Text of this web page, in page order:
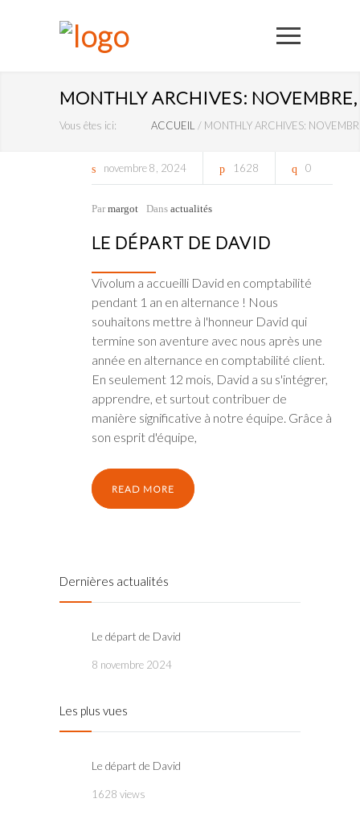
MONTHLY ARCHIVES:
Vous êtes ici: ACCUEIL / MONTHLY ARCHIVES:
novembre8 2024 1628 0
Par margot Dans actualités
LE DÉPART DE DAVID
Vivolum a accueilli David en comptabilité
pendant 1 an en alternance ! Nous
souhaitons mettre à l'honneur David qui
termine son aventure avec nous après une
année en alternance en comptabilité client.
En seulement 12 mois, David a su s'intégrer,
apprendre, et surtout contribuer de
manière significative à notre équipe. Grâce à
son esprit d'équipe,
READ MORE
Dernières actualités
Le départ de David
8 novembre 2024
Les plus vues
Le départ de David
1628 views